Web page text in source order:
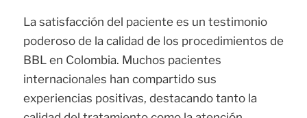
La satisfacción del paciente es un testimonio
poderoso de la calidad de los procedimientos de
BBL en Colombia. Muchos pacientes
internacionales han compartido sus
experiencias positivas, destacando tanto la